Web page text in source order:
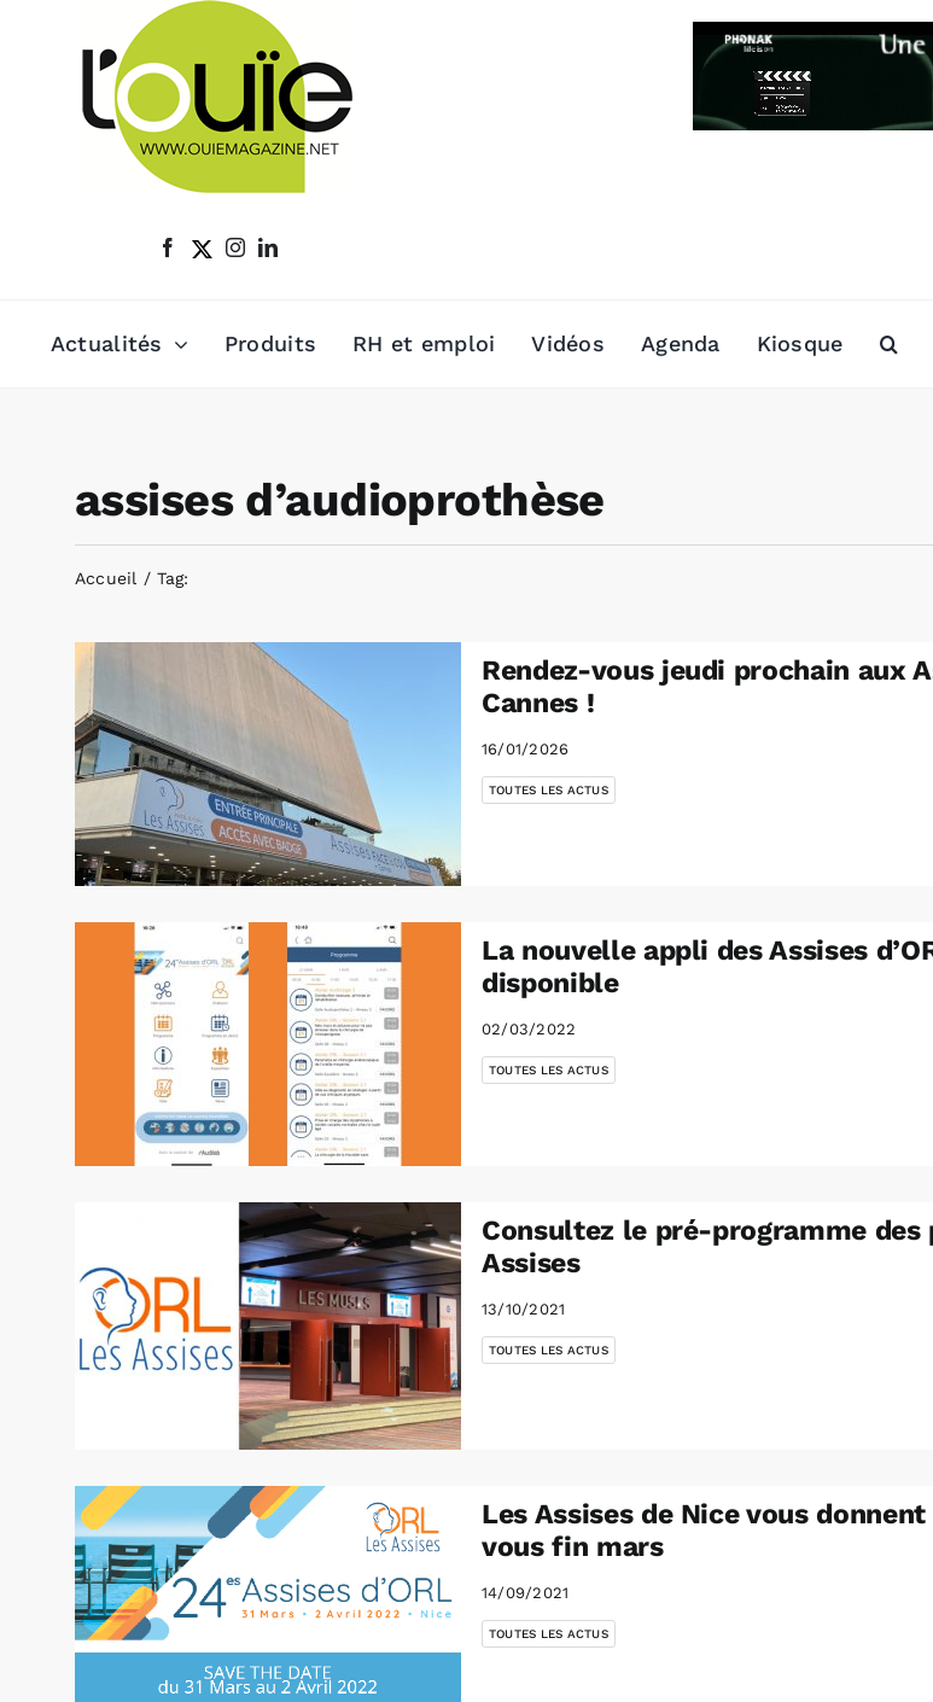
Actualités Produits RH et emploi Vidéos Agenda Kiosque
assises d’audioprothèse
Accueil Tag:
Rendez-vous jeudi prochain aux
Cannes !
16/01/2026
TOUTES LES ACTUS
La nouvelle appli des Assises
disponible
02/03/2022
TOUTES LES ACTUS
Consultez le pré-programme des
Assises
13/10/2021
TOUTES LES ACTUS
Les Assises de Nice vous
vous fin mars
14/09/2021
TOUTES LES ACTUS